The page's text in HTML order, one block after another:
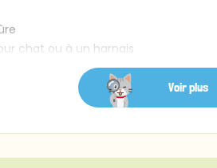
chat ou à un harnais
Voir plus